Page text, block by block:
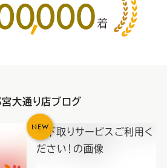
大通り店ブログ
NEW